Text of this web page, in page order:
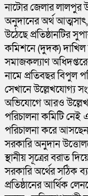
নাটোর জেলার লালপুর
অনুদানের অর্থ
উঠেছে প্রতিষ্ঠানটির
কমিশনে (দুদক)
সমাজকল্যাণ
নামে প্রতিবছর বিপুল
সেখানে উল্লেখযোগ্য
অভিযোগে আরও উল্লেখ
পরিচালনা কমিটি
পরিচালনা করে
সরকারি অনুদান
স্থানীয় সূত্রের বরাত
সরকারি অর্থের সঠিক
প্রতিষ্ঠানের আর্থিক